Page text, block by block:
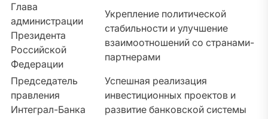
Глава
администрации
Президента
Российской
Федерации
Укрепление политической
стабильности и улучшение
взаимоотношений со странами-
партнерами
Председатель
правления
Интеграл-Банка
Успешная реализация
инвестиционных проектов и
развитие банковской системы